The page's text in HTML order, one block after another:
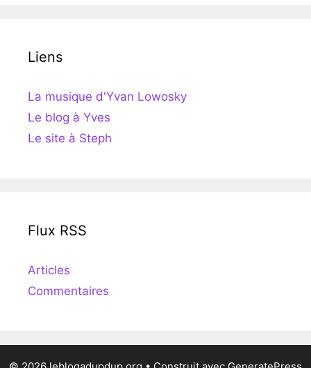
Liens
La musique d'Yvan Lowosky
Le blog à Yves
Le site à Steph
Flux RSS
Articles
Commentaires